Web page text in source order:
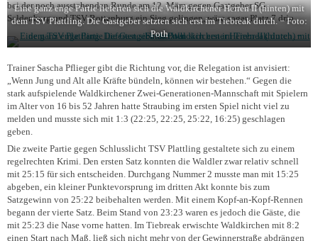
bei der noch ausstehenden Runde am 12. März gegen Gastgeber SG
Saldenburg und TSV Rottenburg ein Sieg gelingen, wäre sogar Platz 7 drin.
Eine ganz enge Partie lieferten sich die Waldkirchener Herren II (hinten) mit
dem TSV Plattling. Die Gastgeber setzten sich erst im Tiebreak durch. − Foto:
Poth
Trainer Sascha Pflieger gibt die Richtung vor, die Relegation ist anvisiert:
„Wenn Jung und Alt alle Kräfte bündeln, können wir bestehen.“ Gegen die
stark aufspielende Waldkirchener Zwei-Generationen-Mannschaft mit Spielern
im Alter von 16 bis 52 Jahren hatte Straubing im ersten Spiel nicht viel zu
melden und musste sich mit 1:3 (22:25, 22:25, 25:22, 16:25) geschlagen
geben.
Die zweite Partie gegen Schlusslicht TSV Plattling gestaltete sich zu einem
regelrechten Krimi. Den ersten Satz konnten die Waldler zwar relativ schnell
mit 25:15 für sich entscheiden. Durchgang Nummer 2 musste man mit 15:25
abgeben, ein kleiner Punktevorsprung im dritten Akt konnte bis zum
Satzgewinn von 25:22 beibehalten werden. Mit einem Kopf-an-Kopf-Rennen
begann der vierte Satz. Beim Stand von 23:23 waren es jedoch die Gäste, die
mit 25:23 die Nase vorne hatten. Im Tiebreak erwischte Waldkirchen mit 8:2
einen Start nach Maß, ließ sich nicht mehr von der Gewinnerstraße abdrängen